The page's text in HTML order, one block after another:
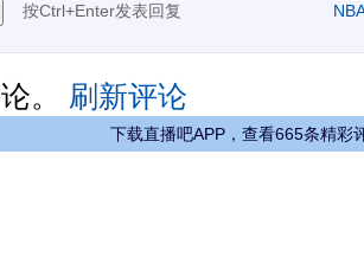
按Ctrl+Enter发表回复
。 刷新评论
下载直播吧APP，查看665条精彩